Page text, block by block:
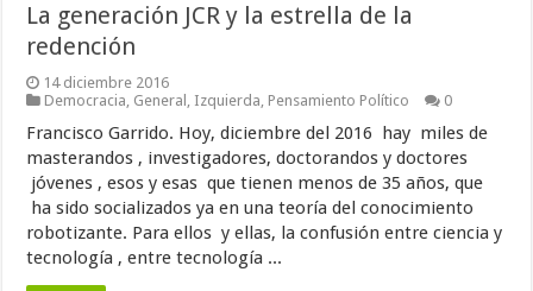
La generación JCR y la estrella de la
redención
14 diciembre 2016
Democracia, General , Izquierda, Pensamiento Político 0
Francisco Garrido. Hoy, diciembre del 2016 hay miles de
masterandos , investigadores, doctorandos y doctores
jóvenes , esos y esas que tienen menos de 35 años, que
ha sido socializados ya en una teoría del conocimiento
robotizante. Para ellos y ellas, la confusión entre ciencia y
tecnología , entre tecnología ...